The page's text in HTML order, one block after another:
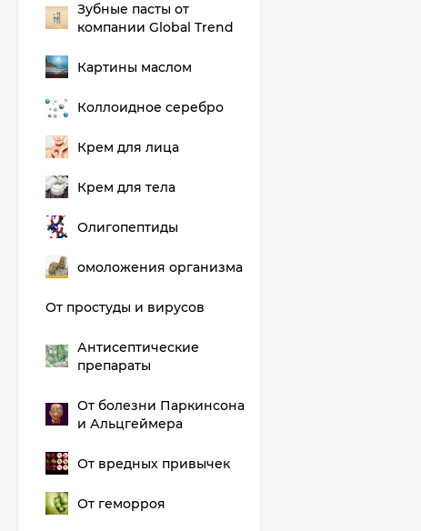
Зубные пасты от
компании Global Trend
Картины маслом
Коллоидное серебро
Крем для лица
Крем для тела
Олигопептиды
омоложения организма
От простуды и вирусов
Антисептические
препараты
От болезни Паркинсона
и Альцгеймера
От вредных привычек
От геморроя